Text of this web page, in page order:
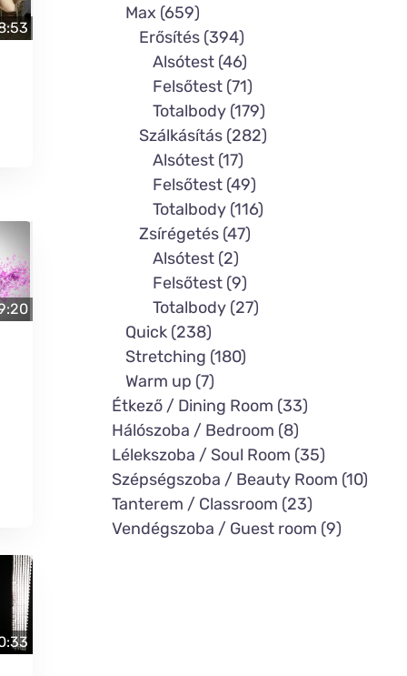
Max (659)
Erősítés (394)
Alsótest (46)
Felsőtest (71)
Totalbody (179)
Szálkásítás (282)
Alsótest (17)
Felsőtest (49)
Totalbody (116)
Zsírégetés (47)
Alsótest (2)
Felsőtest (9)
Totalbody (27)
Quick (238)
Stretching (180)
Warm up (7)
Étkező / Dining Room (33)
Hálószoba / Bedroom (8)
Lélekszoba / Soul Room (35)
Szépségszoba / Beauty Room (10)
Tanterem / Classroom (23)
Vendégszoba / Guest room (9)